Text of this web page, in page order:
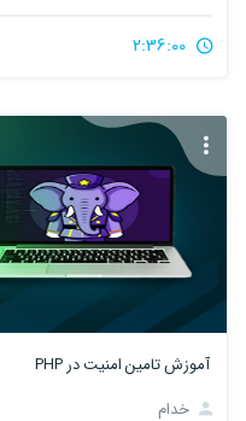
آموزش تامین امنیت در PHP
خدام